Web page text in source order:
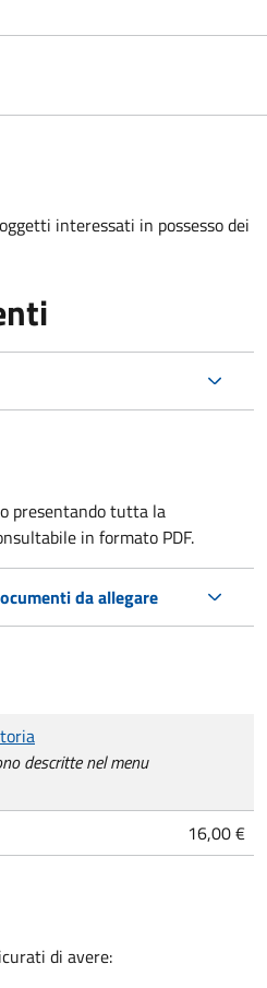
interessati in possesso dei
presentando tutta la
in formato PDF.
da allegare
descritte nel menu
16,00 €
di avere: